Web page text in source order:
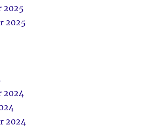
2025
2025
2024
2024